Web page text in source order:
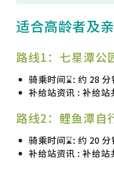
适合高龄者及
路线1：七星潭公
骑乘时间⌛: 约 28 分
补给站资讯 : 补给
路线2：鲤鱼潭自
骑乘时间⌛: 约 20 分
补给站资讯 : 补给站